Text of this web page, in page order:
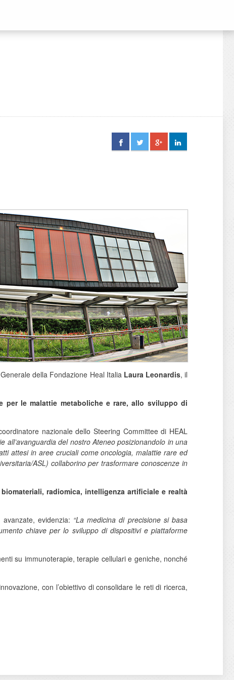
della Fondazione Heal Italia Laura Leonardis, il
le malattie metaboliche e rare, allo sviluppo di
nazionale dello Steering Committee di HEAL
all’avanguardia del nostro Ateneo posizionandolo in una
attesi in aree cruciali come oncologia, malattie rare ed
ASL) collaborino per trasformare conoscenze in
radiomica, intelligenza artificiale e realtà
evidenzia: “La medicina di precisione si basa
chiave per lo sviluppo di dispositivi e piattaforme
su immunoterapie, terapie cellulari e geniche, nonché
con l’obiettivo di consolidare le reti di ricerca,